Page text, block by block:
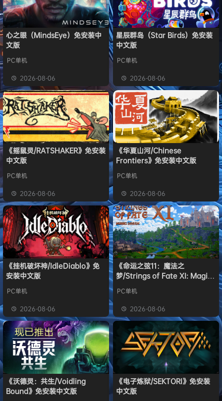
心之眼（MindsEye）免安装中
文版
PC单机
2026-08-06
星辰群岛（Star Birds）免安装
中文版
PC单机
2026-08-06
《摇鼠灵/RATSHAKER》免安装
中文版
PC单机
2026-08-06
《华夏山河/Chinese
Frontiers》免安装中文版
PC单机
2026-08-06
《挂机破坏神/IdleDiablo》免
安装中文版
PC单机
2026-08-06
《命运之弦11：魔法之
梦/Strings of Fate XI: Magic
PC单机
2026-08-06
《沃德灵：共生/Voidling
Bound》免安装中文版
《电子炼狱/SEKTORI》免安装
中文版